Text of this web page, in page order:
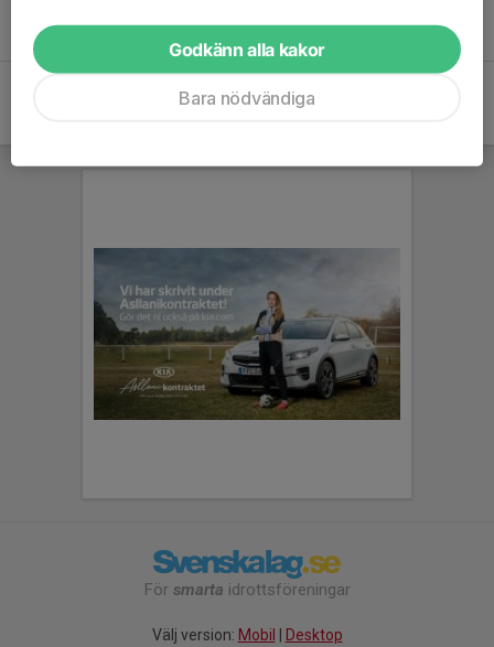
För smarta idrottsföreningar
Välj version: Mobil Desktop
Godkänn alla kakor
Bara nödvändiga